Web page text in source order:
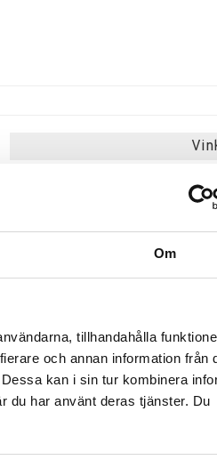
Om
tillhandahålla
och annan information från
kan i sin tur kombinera
du har använt deras tjänster. Du
Beautiful - Eau de parfum
(Edp) Spray
ESTÉE LAUDER
82,96 €
White
parfum
ESTÉE
90,95